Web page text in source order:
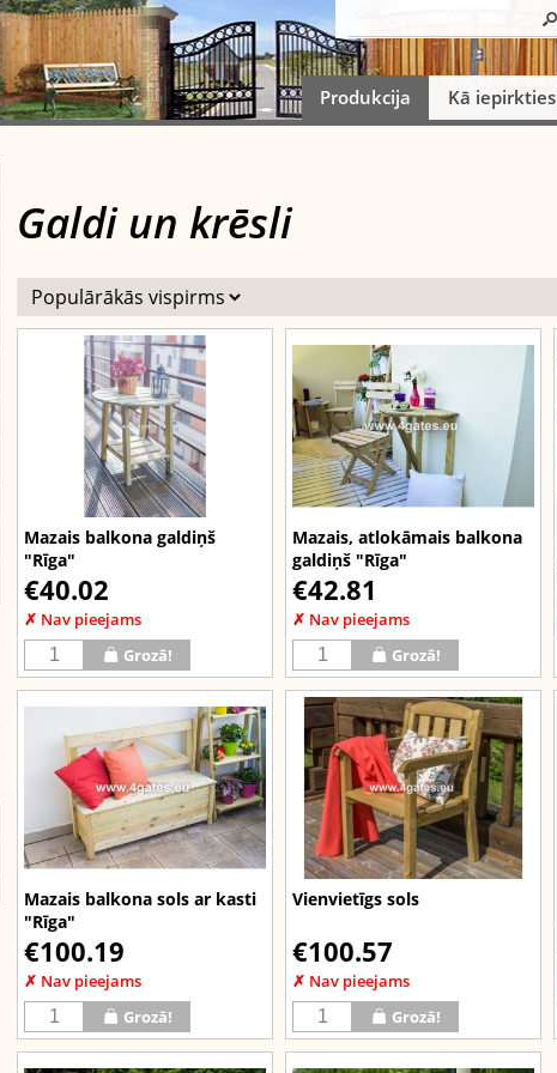
Produkcija Kā iepirkties
Galdi un krēsli
Mazais balkona galdiņš
"Rīga"
€40.02
✗ Nav pieejams
Grozā!
Mazais, atlokāmais balkona
galdiņš "Rīga"
€42.81
✗ Nav pieejams
Grozā!
Mazais balkona sols ar kasti
"Rīga"
€100.19
✗ Nav pieejams
Grozā!
Vienvietīgs sols
€100.57
✗ Nav pieejams
Grozā!